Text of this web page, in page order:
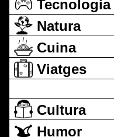
Tecnologia
Natura
Cuina
Viatges
Cultura
Humor